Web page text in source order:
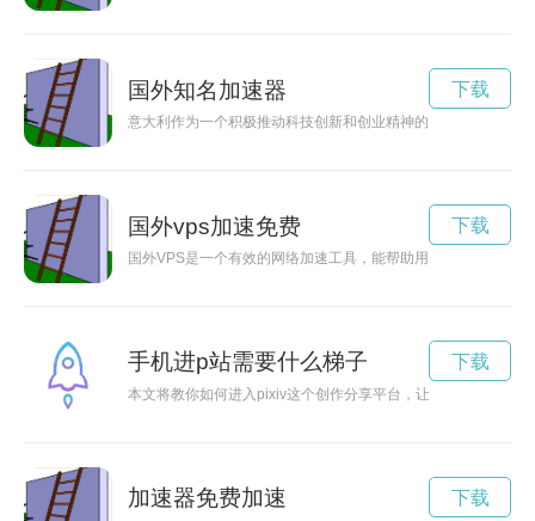
国外知名加速器
意大利作为一个积极推动科技创新和创业精神的国家，近年来
下载
国外vps加速免费
国外VPS是一个有效的网络加速工具，能帮助用户提升网络速
下载
手机进p站需要什么梯子
本文将教你如何进入pixiv这个创作分享平台，让你的作品得到
下载
加速器免费加速 下载